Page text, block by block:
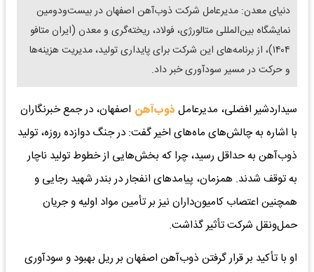
دنیای معدن: مدیرعامل شرکت ذوب‌آهن اصفهان در بیست‌و‌دومین
نمایشگاه بین‌المللی متالورژی، فولاد، ریخته‌گری و معدن (ایران متافو
۱۴۰۴)، از برنامه‌های این شرکت برای پایداری تولید، مدیریت هزینه‌ها
و حرکت در مسیر سودآوری خبر داد.
سیداردشیر افضلی، مدیرعامل ذوب‌آهن اصفهان، در جمع خبرنگاران
با اشاره به چالش‌های ماه‌های اخیر گفت: در جنگ دوازده روزه، تولید
ذوب‌آهن به حداقل رسید، چرا که بخش‌هایی از خطوط تولید ناچار
به توقف شدند. همزمان، پیامدهای انفجار در بندر شهید رجایی و
همچنین اعتصاب کامیون‌داران نیز بر تأمین مواد اولیه و جریان
حمل‌ونقل شرکت تأثیر گذاشت.
او با تأکید بر قرار گرفتن ذوب‌آهن اصفهان بر ریل بهبود و سودآوری